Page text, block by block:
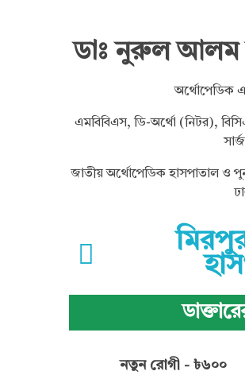
ডাঃ নুরুল আলম
অর্থোপেডিক
এমবিবিএস, ডি-অর্থো (নিটর),
জাতীয় অর্থোপেডিক হাসপাতাল ও
নতুন রোগী - ৳৬০০